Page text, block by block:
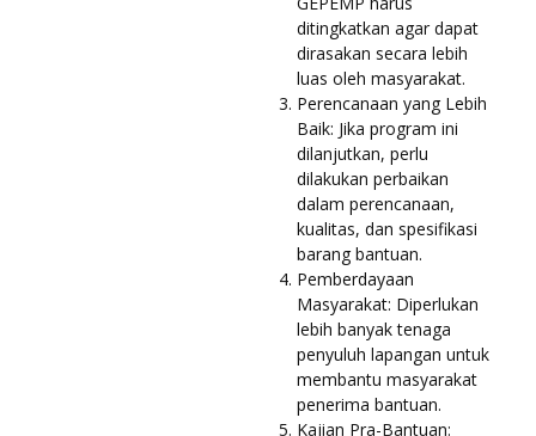
ditingkatkan agar dapat
dirasakan secara lebih
luas oleh masyarakat.
Perencanaan yang Lebih
Baik: Jika program ini
dilanjutkan, perlu
dilakukan perbaikan
dalam perencanaan,
kualitas, dan spesifikasi
barang bantuan.
Pemberdayaan
Masyarakat: Diperlukan
lebih banyak tenaga
penyuluh lapangan untuk
membantu masyarakat
penerima bantuan.
Kajian Pra-Bantuan: